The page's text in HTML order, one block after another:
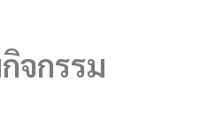
จกรรม